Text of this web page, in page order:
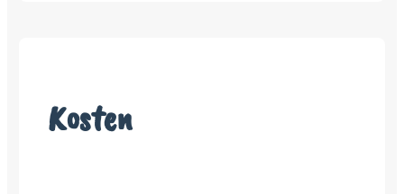
Kosten